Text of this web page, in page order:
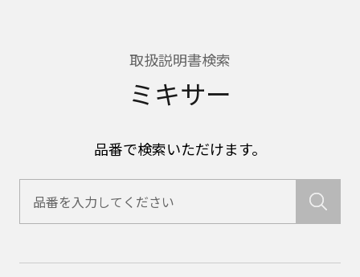
取扱説明書検索
ミキサー
品番で検索いただけます。